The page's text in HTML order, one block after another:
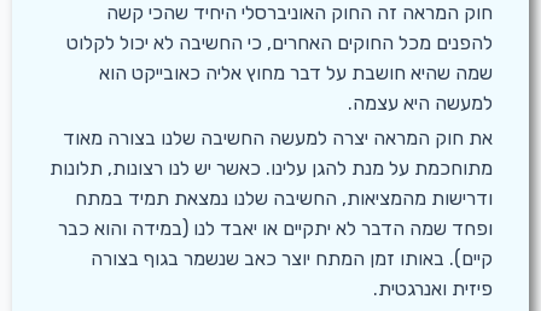
חוק המראה זה החוק האוניברסלי היחיד שהכי קשה
להפנים מכל החוקים האחרים, כי החשיבה לא יכול לקלוט
שמה שהיא חושבת על דבר מחוץ אליה כאובייקט הוא
למעשה היא עצמה.
את חוק המראה יצרה למעשה החשיבה שלנו בצורה מאוד
מתוחכמת על מנת להגן עלינו. כאשר יש לנו רצונות, תלונות
ודרישות מהמציאות, החשיבה שלנו נמצאת תמיד במתח
ופחד שמה הדבר לא יתקיים או יאבד לנו (במידה והוא כבר
קיים). באותו זמן המתח יוצר כאב שנשמר בגוף בצורה
פיזית ואנרגטית.